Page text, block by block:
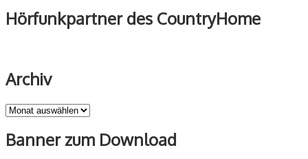
Hörfunkpartner des CountryHome
Archiv
Archiv
Banner zum Download